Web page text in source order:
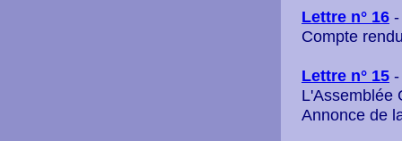
Lettre n° 16
Compte
Lettre n° 15
L'Assemblée
Annonce de